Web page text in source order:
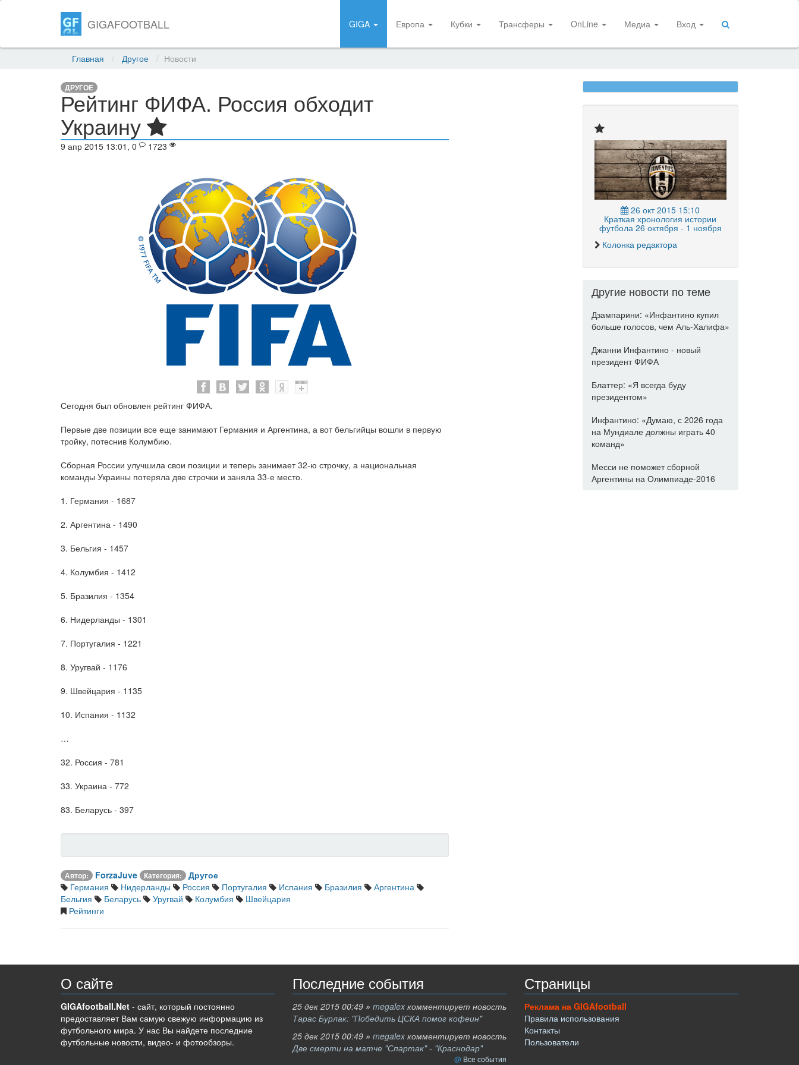
GIGAFOOTBALL GIGA Европа Кубки Трансферы OnLine Медиа Вход
Главная Другое Новости
ДРУГОЕ
Рейтинг ФИФА. Россия обходит
Украину
9 апр 2015 13:01, 0 1723
Сегодня был обновлен рейтинг ФИФА.
Первые две позиции все еще занимают Германия и Аргентина, а вот бельгийцы вошли в первую
тройку, потеснив Колумбию.
Сборная России улучшила свои позиции и теперь занимает 32-ю строчку, а национальная
команды Украины потеряла две строчки и заняла 33-е место.
1. Германия - 1687
2. Аргентина - 1490
3. Бельгия - 1457
4. Колумбия - 1412
5. Бразилия - 1354
6. Нидерланды - 1301
7. Португалия - 1221
8. Уругвай - 1176
9. Швейцария - 1135
10. Испания - 1132
…
32. Россия - 781
33. Украина - 772
83. Беларусь - 397
Автор: ForzaJuve Категория:
Другое
Германия
Нидерланды Россия Португалия Испания Бразилия
Аргентина
Бельгия
Беларусь Уругвай Колумбия
Швейцария
Рейтинги
26 окт 2015 15:10
Краткая хронология истории
футбола 26 октября - 1 ноября
Колонка редактора
Другие новости по теме
Дзампарини: «Инфантино купил
больше голосов, чем Аль-Халифа»
Джанни Инфантино - новый
президент ФИФА
Блаттер: «Я всегда буду
президентом»
Инфантино: «Думаю, с 2026 года
на Мундиале должны играть 40
команд»
Месси не поможет сборной
Аргентины на Олимпиаде-2016
О сайте
GIGAfootball.Net - сайт, который постоянно
предоставляет Вам самую свежую информацию из
футбольного мира. У нас Вы найдете последние
футбольные новости, видео- и фотообзоры.
Последние события
25 дек 2015 00:49 » megalex комментирует новость
Тарас Бурлак: "Победить ЦСКА помог кофеин"
25 дек 2015 00:49 » megalex комментирует новость
Две смерти на матче "Спартак" - "Краснодар"
Все события
Страницы
Реклама на GIGAfootball
Правила использования
Контакты
Пользователи